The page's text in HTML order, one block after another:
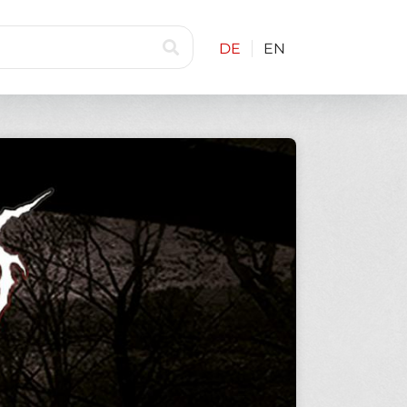
DE EN